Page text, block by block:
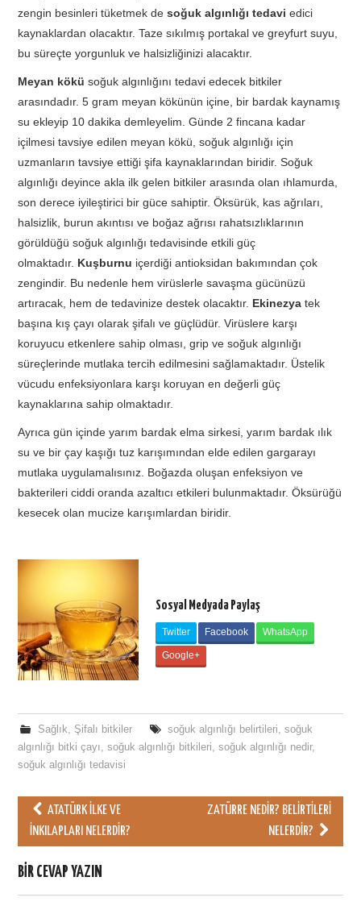
zengin besinleri tüketmek desoğuk algınlığıtedaviedici
kaynaklardan olacaktır. Taze sıkılmış portakal ve greyfurt suyu,
bu süreçte yorgunluk ve halsizliğinizi alacaktır.
Meyan köküsoğuk algınlığını tedavi edecek bitkiler
arasındadır. 5 gram meyan kökünün içine, bir bardak kaynamış
su ekleyip 10 dakika demleyelim. Günde 2 fincana kadar
içilmesi tavsiye edilen meyan kökü, soğuk algınlığı için
uzmanların tavsiye ettiği şifa kaynaklarından biridir. Soğuk
algınlığı deyince akla ilk gelen bitkiler arasında olan ıhlamurda,
son derece iyileştirici bir güce sahiptir. Öksürük, kas ağrıları,
halsizlik, burun akıntısı ve boğaz ağrısı rahatsızlıklarının
görüldüğü soğuk algınlığı tedavisinde etkili güç
olmaktadır. Kuşburnu içerdiği antioksidan bakımından çok
zengindir. Bu nedenle hem virüslerle savaşma gücünüzü
artıracak, hem de tedavinize destek olacaktır. Ekinezyatek
başına kış çayı olarak şifalı ve güçlüdür. Virüslere karşı
koruyucu etkenlere sahip olması, grip ve soğuk algınlığı
süreçlerinde mutlaka tercih edilmesini sağlamaktadır. Üstelik
vücudu enfeksiyonlara karşı koruyan en değerli güç
kaynaklarına sahip olmaktadır.
Ayrıca gün içinde yarım bardak elma sirkesi, yarım bardak ılık
su ve bir çay kaşığı tuz karışımından elde edilen gargarayı
mutlaka uygulamalısınız. Boğazda oluşan enfeksiyon ve
bakterileri ciddi oranda azaltıcı etkileri bulunmaktadır. Öksürüğü
kesecek olan mucize karışımlardan biridir.
Sosyal Medyada Paylaş
Twitter Facebook WhatsApp
Google+
Sağlık Şifalı bitkiler soğuk algınlığı belirtileri
soğuk
algınlığı bitki çayı
,soğuk algınlığı bitkileri ,soğuk algınlığı nedir,
soğuk algınlığı tedavisi
Post navigation
ATATÜRK İLKE VE
İNKILAPLARI NELERDIR?
ZATÜRRE NEDIR? BELIRTILERI
NELERDIR?
BIR CEVAP YAZIN